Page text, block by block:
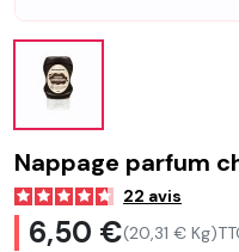
Nappage parfum
22 avis
6,50 €(20,31 € Kg)